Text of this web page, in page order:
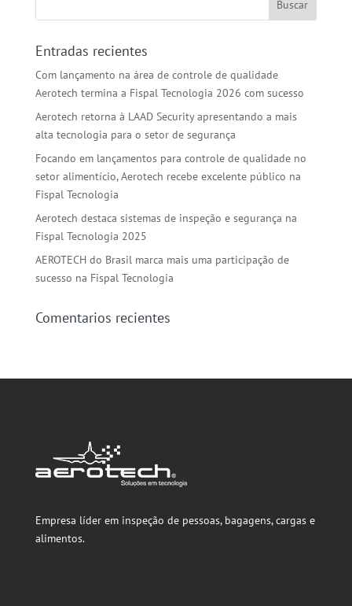
Entradas recientes
Com lançamento na área de controle de qualidade
Aerotech termina a Fispal Tecnologia 2026 com sucesso
Aerotech retorna à LAAD Security apresentando a mais
alta tecnologia para o setor de segurança
Focando em lançamentos para controle de qualidade no
setor alimentício, Aerotech recebe excelente público na
Fispal Tecnologia
Aerotech destaca sistemas de inspeção e segurança na
Fispal Tecnologia 2025
AEROTECH do Brasil marca mais uma participação de
sucesso na Fispal Tecnologia
Comentarios recientes
Empresa líder em inspeção de pessoas, bagagens, cargas e
alimentos.